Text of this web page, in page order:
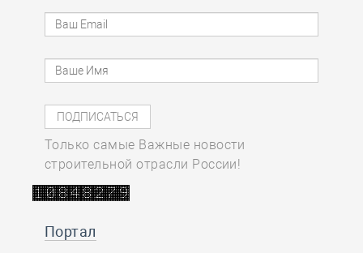
Только самые Важные новости
строительной отрасли России!
Портал